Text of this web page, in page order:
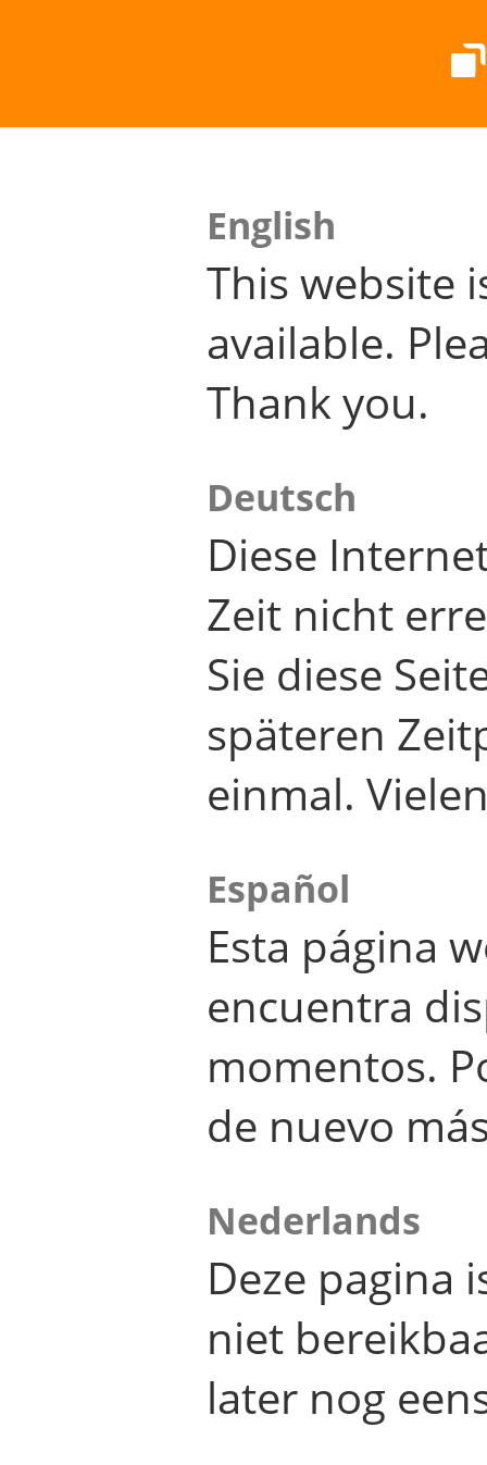
English
This website
available.
Thank you.
Deutsch
Diese
Zeit nicht
Sie diese
späteren
einmal.
Español
Esta página
encuentra
momentos.
de nuevo
Nederlands
Deze pagina
niet
later nog